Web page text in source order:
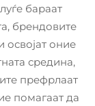
бараат
брендовите
освојат оние
средина,
префрлаат
помагаат да